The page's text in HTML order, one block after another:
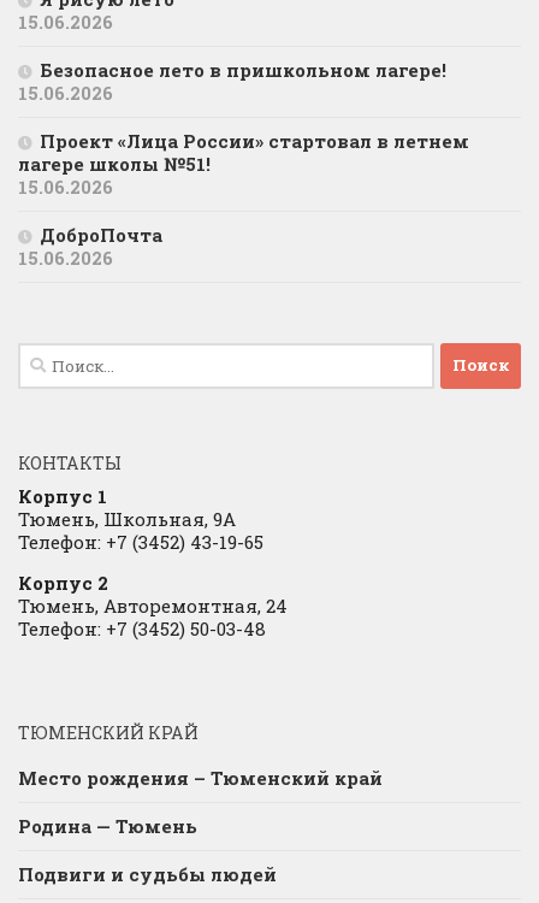
15.06.2026
Безопасное лето в пришкольном лагере!
15.06.2026
Проект «Лица России» стартовал в летнем
лагере школы №51!
15.06.2026
ДоброПочта
15.06.2026
Найти:
КОНТАКТЫ
Корпус 1
Тюмень, Школьная, 9А
Телефон: +7 (3452) 43-19-65
Корпус 2
Тюмень, Авторемонтная, 24
Телефон: +7 (3452) 50-03-48
ТЮМЕНСКИЙ КРАЙ
Место рождения – Тюменский край
Родина — Тюмень
Подвиги и судьбы людей